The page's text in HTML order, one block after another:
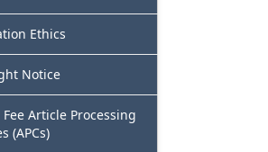
Ethics
Notice
Article Processing
(APCs)